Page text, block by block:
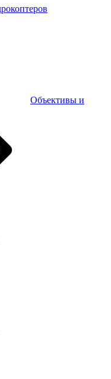
Объективы и